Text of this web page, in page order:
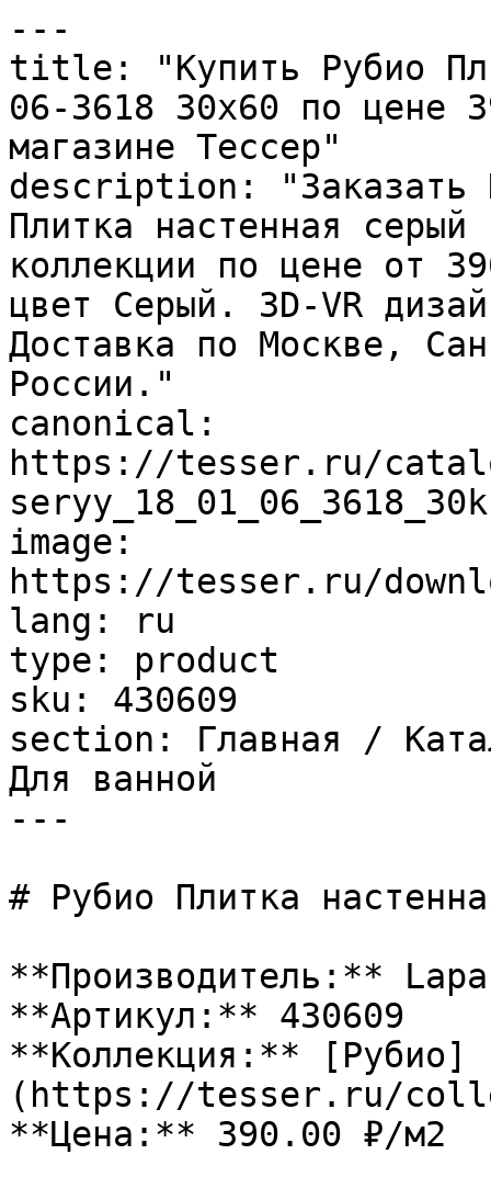
---
title: "Купить Рубио
06-3618 30х60 по цене
магазине Тессер"
description: "Заказать
Плитка настенная
коллекции по цене от
цвет Серый. 3D-VR
Доставка по Москве,
России."
canonical:
https://tesser.ru/
image:
https://tesser.ru/
lang: ru
type: product
sku: 430609
section: Главная /
Для ванной
---
# Рубио Плитка
**Производитель:**
**Артикул:** 430609
**Коллекция:** [Рубио]
(https://tesser.ru/
**Цена:** 390.00 ₽/м2